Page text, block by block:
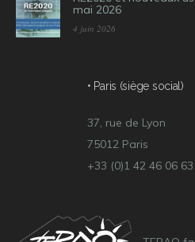
mai 2026
4 juin 2026
• Paris (siège social)
37, rue de Lyon
75012 Paris
+33 (0)1 42 46 06 63